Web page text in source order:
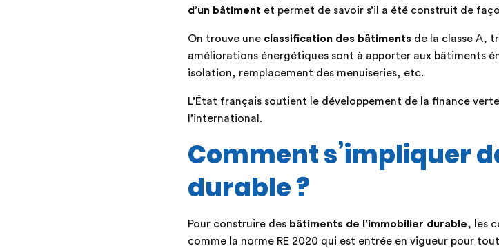
d’un bâtiment et permet de savoir s’il a été construit de
On trouve une classification des bâtiments de la classe A,
améliorations énergétiques sont à apporter aux bâtiments
isolation, remplacement des menuiseries, etc.
L’État français soutient le développement de la finance
l’international.
Comment s’impliquer
durable ?
Pour construire des bâtiments de l’immobilier durable, les
comme la norme RE 2020 qui est entrée en vigueur pour